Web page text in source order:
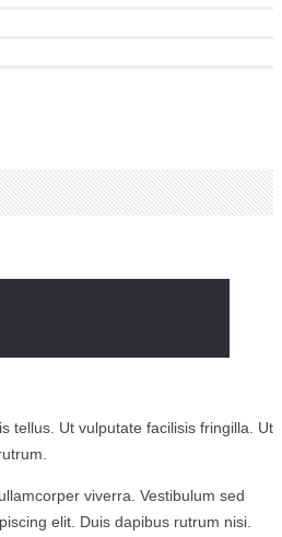
tellus. Ut vulputate facilisis fringilla. Ut
viverra. Vestibulum sed
elit. Duis dapibus rutrum nisi.